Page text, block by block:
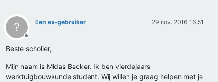
?
Offline
Een ex-gebruiker 29 nov. 2016 16:51
Beste scholier,
Mijn naam is Midas Becker. Ik ben vierdejaars
werktuigbouwkunde student. Wij willen je graag helpen met je